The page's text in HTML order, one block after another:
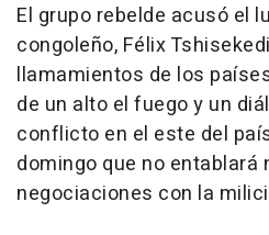
El grupo rebelde acusó el
congoleño, Félix
llamamientos de los
de un alto el fuego y un
conflicto en el este del
domingo que no entablará
negociaciones con la